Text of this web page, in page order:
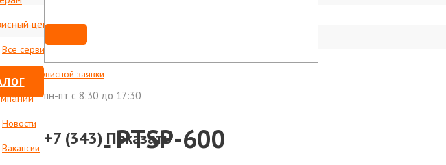
центр
Все сервисные центры
Статус сервисной заявки
Новости
Вакансии
пн-пт c 8:30 до 17:30
+7 (343) Показать
FTL PTSP-600